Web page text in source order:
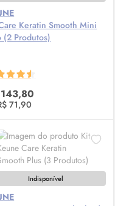
Keratin Smooth Mini
(2 Produtos)
71,90
Indisponível